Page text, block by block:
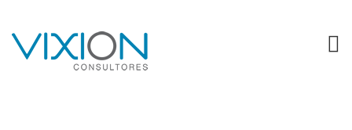
Tag: Mujica